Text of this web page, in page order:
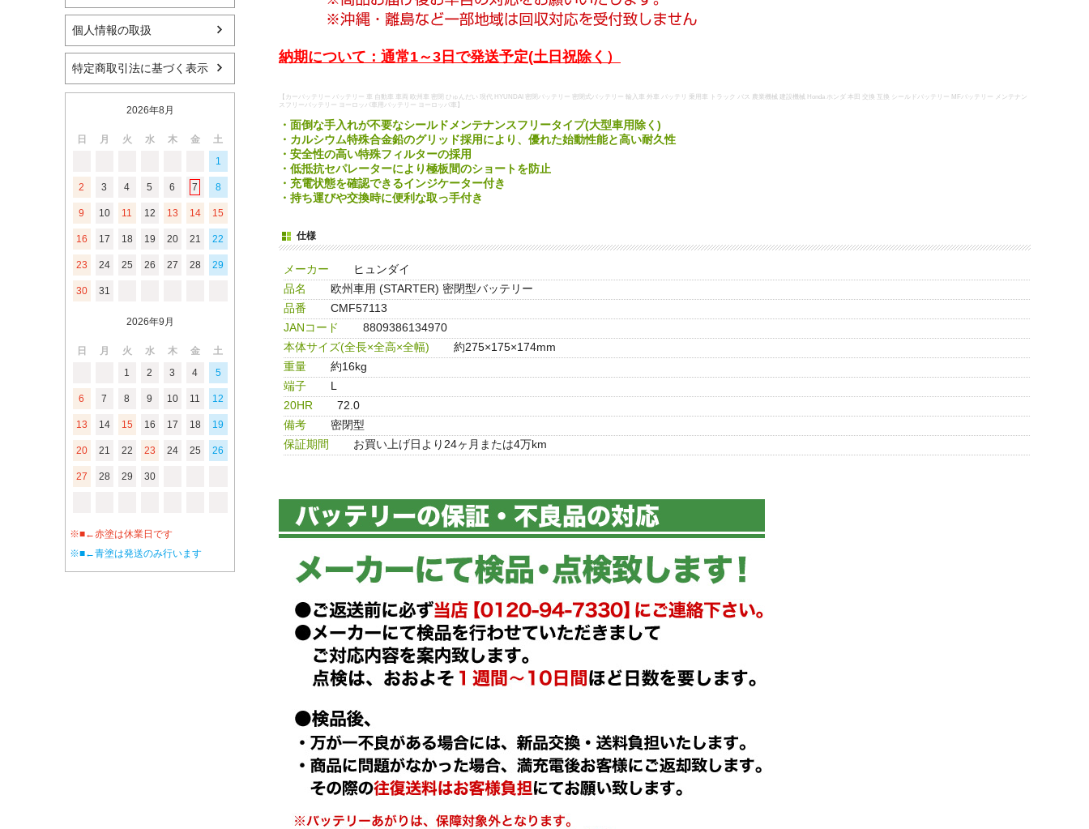
個人情報の取扱
特定商取引法に基づく表示
2026年8月
日 月 火 水 木 金
土
1
2 3 4 5 6 7 8
9 10 11 12 13 14 15
16 17 18 19 20 21 22
23 24 25 26 27 28 29
30 31
2026年9月
日 月 火 水 木 金
土
1
2 3 4 5
6 7 8 9 10 11 12
13 14 15 16 17 18 19
20 21 22 23 24 25 26
27 28 29 30
※■←赤塗は休業日です
※■←青塗は発送のみ行います
納期について：通常1～3日で発送予定(土日祝除く）
【カーバッテリー バッテリー 車 自動車 車両 欧州車 密閉 ひゅんだい 現代 HYUNDAI 密閉バッテリー 密閉式バッテリー 輸入車 外車 バッテリ 乗用車 トラック バス 農業機械 建設機械 Honda ホンダ 本田 交換 互換 シールドバッテリー MFバッテリー メンテナン
スフリーバッテリー ヨーロッパ車用バッテリー ヨーロッパ車】
・面倒な手入れが不要なシールドメンテナンスフリータイプ(大型車用除く)
・カルシウム特殊合金鉛のグリッド採用により、優れた始動性能と高い耐久性
・安全性の高い特殊フィルターの採用
・低抵抗セパレーターにより極板間のショートを防止
・充電状態を確認できるインジケーター付き
・持ち運びや交換時に便利な取っ手付き
仕様
メーカー
ヒュンダイ
品名
欧州車用 (STARTER) 密閉型バッテリー
品番
CMF57113
JANコード
8809386134970
本体サイズ(全長×全高×全幅)
約275×175×174mm
重量
約16kg
端子
L
20HR
72.0
備考
密閉型
保証期間
お買い上げ日より24ヶ月または4万km